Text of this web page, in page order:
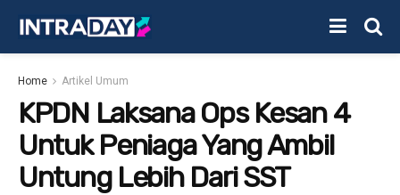
Home Artikel Umum
KPDN Laksana Ops Kesan 4
Untuk Peniaga Yang Ambil
Untung Lebih Dari SST